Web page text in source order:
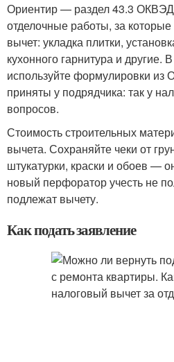
Ориентир — раздел 43.3
отделочные работы, за которые
вычет: укладка плитки,
кухонного гарнитура и другие.
используйте формулировки из
приняты у подрядчика: так у
вопросов.
Стоимость строительных
вычета. Сохраняйте чеки от
штукатурки, краски и обоев —
новый перфоратор учесть не
подлежат вычету.
Как подать заявление